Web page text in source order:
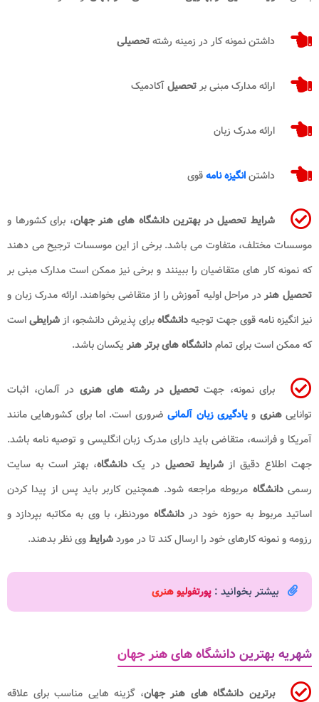
داشتن نمونه کار در زمینه رشتهتحصیلی
ارائه مدارک مبنی برتحصیلآکادمیک
ارائه مدرک زبان
داشتنانگیزه نامهقوی
شرایط تحصیل در بهترین دانشگاه های هنر جهان، برای کشورها و
موسسات مختلف، متفاوت می باشد. برخی از این موسسات ترجیح می دهند
که نمونه کار های متقاضیان را ببینند و برخی نیز ممکن است مدارک مبنی بر
تحصیل هنردر مراحل اولیه آموزش را از متقاضی بخواهند. ارائه مدرک زبان و
نیز انگیزه نامه قوی جهت توجیهدانشگاهبرای پذیرش دانشجو، ازشرایطیاست
که ممکن است برای تمامدانشگاه های برتر هنریکسان باشد.
برای نمونه، جهتتحصیل در رشته های هنری در آلمان، اثبات
تواناییهنری ویادگیری زبان آلمانیضروری است. اما برای کشورهایی مانند
آمریکا و فرانسه، متقاضی باید دارای مدرک زبان انگلیسی و توصیه نامه باشد.
جهت اطلاع دقیق از شرایط تحصیل در یکدانشگاه، بهتر است به سایت
رسمیدانشگاه مربوطه مراجعه شود. همچنین کاربر باید پس از پیدا کردن
اساتید مربوط به حوزه خود دردانشگاه موردنظر، با وی به مکاتبه بپردازد و
رزومه و نمونه کارهای خود را ارسال کند تا در موردشرایطوی نظر بدهند.
بیشتر بخوانید : پورتفولیو هنری
شهریه بهترین دانشگاه های هنر جهان
برترین دانشگاه های هنر جهان، گزینه هایی مناسب برای علاقه